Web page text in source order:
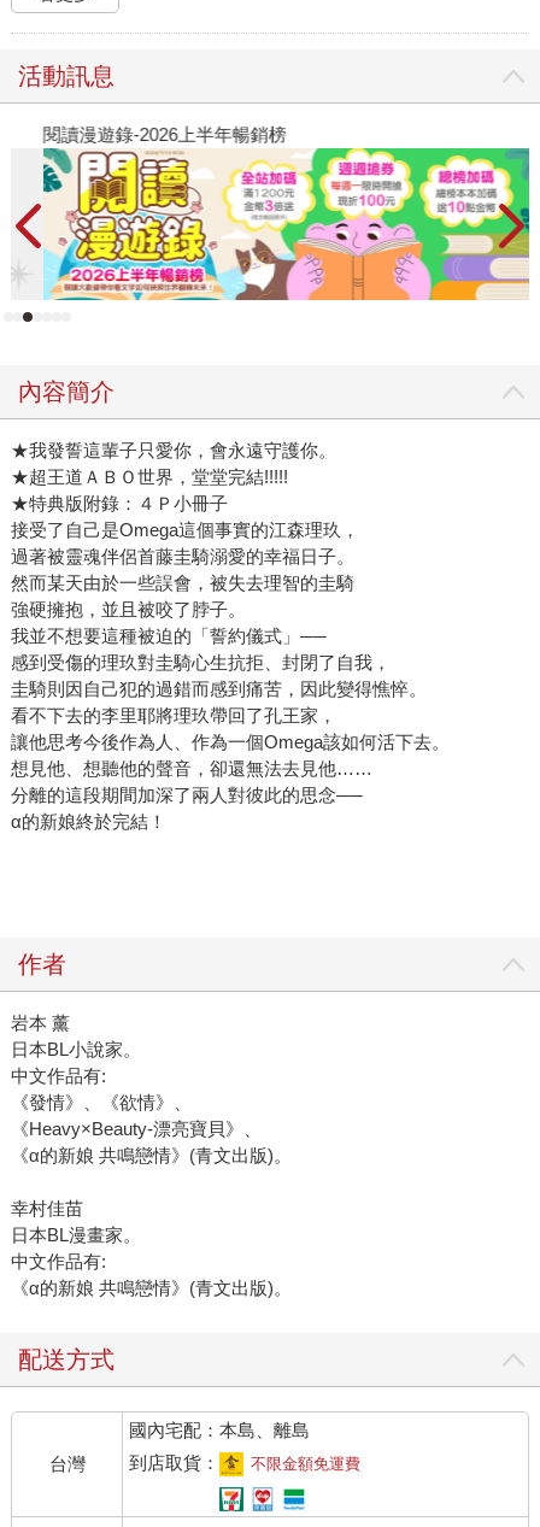
活動訊息
閱讀漫遊錄-2026上半年暢銷榜
內容簡介
★我發誓這輩子只愛你，會永遠守護你。
★超王道ＡＢＯ世界，堂堂完結!!!!!
★特典版附錄：４Ｐ小冊子
接受了自己是Omega這個事實的江森理玖，
過著被靈魂伴侶首藤圭騎溺愛的幸福日子。
然而某天由於一些誤會，被失去理智的圭騎
強硬擁抱，並且被咬了脖子。
我並不想要這種被迫的「誓約儀式」──
感到受傷的理玖對圭騎心生抗拒、封閉了自我，
圭騎則因自己犯的過錯而感到痛苦，因此變得憔悴。
看不下去的李里耶將理玖帶回了孔王家，
讓他思考今後作為人、作為一個Omega該如何活下去。
想見他、想聽他的聲音，卻還無法去見他……
分離的這段期間加深了兩人對彼此的思念──
α的新娘終於完結！
作者
岩本 薰
日本BL小說家。
中文作品有:
《發情》、《欲情》、
《Heavy×Beauty-漂亮寶貝》、
《α的新娘 共鳴戀情》(青文出版)。
幸村佳苗
日本BL漫畫家。
中文作品有:
《α的新娘 共鳴戀情》(青文出版)。
配送方式
台灣
國內宅配：本島、離島
到店取貨：
不限金額免運費